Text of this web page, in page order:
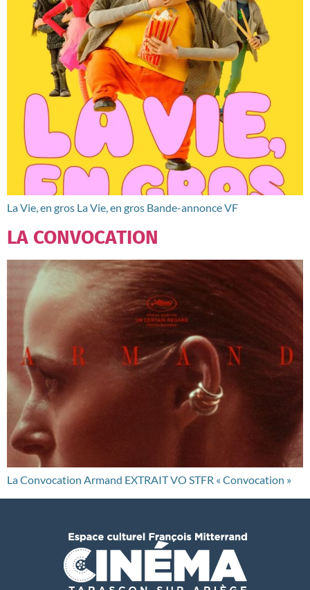
La Vie, en gros La Vie, en gros Bande-annonce VF
LA CONVOCATION
La Convocation Armand EXTRAIT VO STFR « Convocation »